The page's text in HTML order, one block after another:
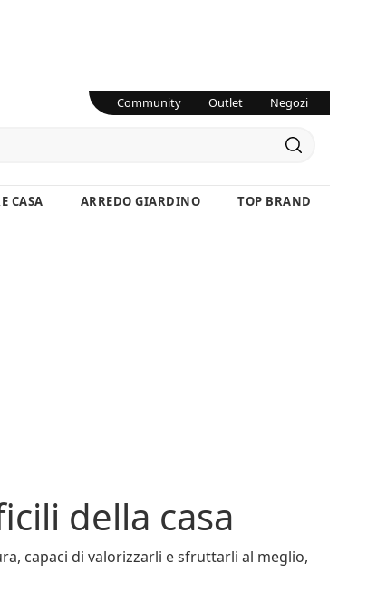
Community Outlet Negozi
CASA ARREDO GIARDINO TOP BRAND
della casa
capaci di valorizzarli e sfruttarli al meglio,